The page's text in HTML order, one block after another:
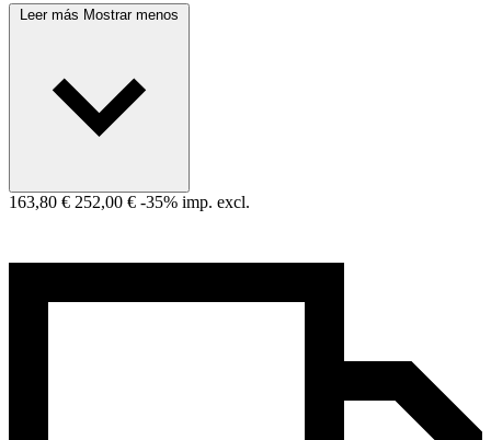
Leer más Mostrar menos
163,80 € 252,00 € -35% imp. excl.